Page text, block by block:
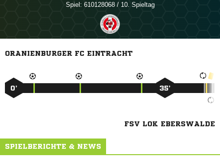
Spiel: 610128068 / 10. Spieltag
ORANIENBURGER FC EINTRACHT
0’ 35’
FSV LOK EBERSWALDE
SPIELBERICHTE & NEWS